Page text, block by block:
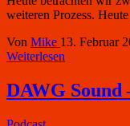
weiteren Prozess.
Von Mike 13. Februar
Weiterlesen
DAWG Sound